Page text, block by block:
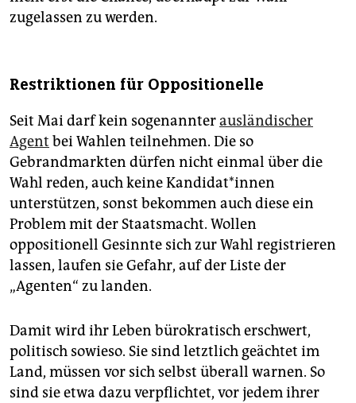
zugelassen zu werden.
Restriktionen für Oppositionelle
Seit Mai darf kein sogenannterausländischer
Agent bei Wahlen teilnehmen. Die so
Gebrandmarkten dürfen nicht einmal über die
Wahl reden, auch keine Kan­di­da­t*in­nen
unterstützen, sonst bekommen auch diese ein
Problem mit der Staatsmacht. Wollen
oppositionell Gesinnte sich zur Wahl registrieren
lassen, laufen sie Gefahr, auf der Liste der
„Agenten“ zu landen.
Damit wird ihr Leben bürokratisch erschwert,
politisch sowieso. Sie sind letztlich geächtet im
Land, müssen vor sich selbst überall warnen. So
sind sie etwa dazu verpflichtet, vor jedem ihrer